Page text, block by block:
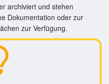
archiviert und stehen
Dokumentation oder zur
zur Verfügung.